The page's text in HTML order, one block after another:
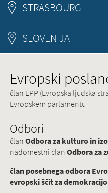
STRASBOURG
SLOVENIJA
Evropski
član EPP (Evropska ljudska
Evropskem parlamentu
Odbori
članOdbora za kulturo in
nadomestni članOdbora za
član posebnega odbora
evropski ščit za demokracijo